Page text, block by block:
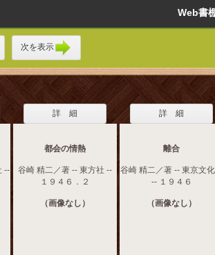
Web
次を表示
--
詳 細
都会の情熱
谷崎 精二／著 -- 東方社 --
１９４６．２
（画像なし）
詳 細
離合
谷崎 精二／著 -- 東京文
-- １９４６
（画像なし）